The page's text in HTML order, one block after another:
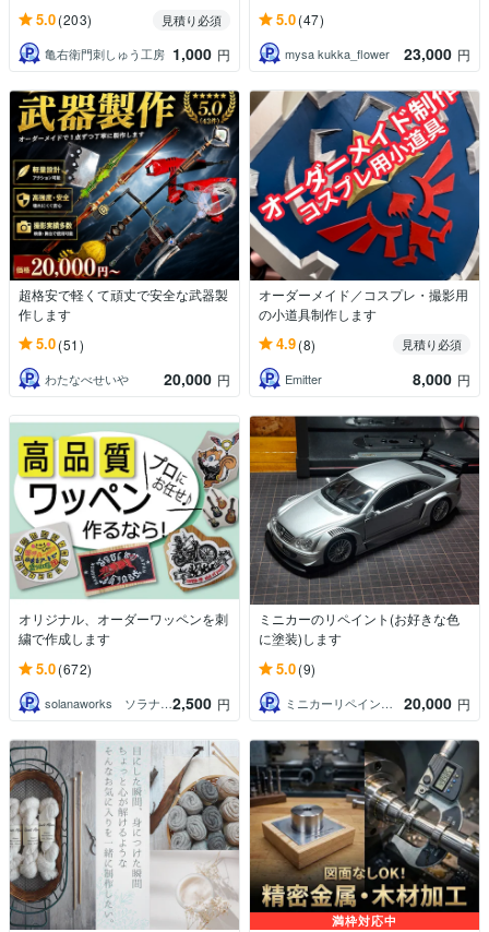
5.0(203)
見積り必須
亀右衛門刺しゅう工房 1,000 円
5.0(47)
mysa kukka_flower 23,000 円
超格安で軽くて頑丈で安全な武器製
作します
5.0(51)
わたなべせいや 20,000 円
オーダーメイド／コスプレ・撮影用
の小道具制作します
4.9(8)
見積り必須
Emitter
8,000 円
オリジナル、オーダーワッペンを刺
繍で作成します
5.0(672)
solanaworks ソラナワークス 2,500 円
ミニカーのリペイント(お好きな色
に塗装)します
5.0(9)
ミニカーリペイント工房 20,000 円
満枠対応中